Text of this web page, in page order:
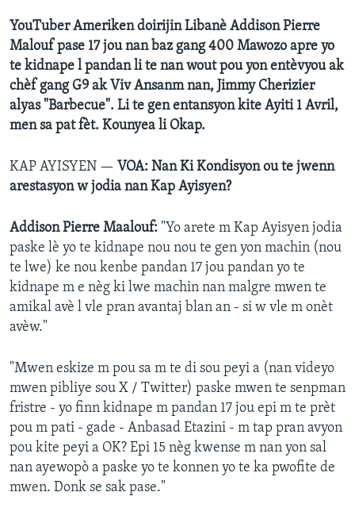
YouTuber Ameriken doirijin Libanè Addison Pierre
Malouf pase 17 jou nan baz gang 400 Mawozo apre yo
te kidnape l pandan li te nan wout pou yon entèvyou ak
chèf gang G9 ak Viv Ansanm nan, Jimmy Cherizier
alyas "Barbecue". Li te gen entansyon kite Ayiti 1 Avril,
men sa pat fèt. Kounyea li Okap.
KAP AYISYEN — VOA: Nan Ki Kondisyon ou te jwenn
arestasyon w jodia nan Kap Ayisyen?
Addison Pierre Maalouf: "Yo arete m Kap Ayisyen jodia
paske lè yo te kidnape nou nou te gen yon machin (nou
te lwe) ke nou kenbe pandan 17 jou pandan yo te
kidnape m e nèg ki lwe machin nan malgre mwen te
amikal avè l vle pran avantaj blan an - si w vle m onèt
avèw."
"Mwen eskize m pou sa m te di sou peyi a (nan videyo
mwen pibliye sou X / Twitter) paske mwen te senpman
fristre - yo finn kidnape m pandan 17 jou epi m te prèt
pou m pati - gade - Anbasad Etazini - m tap pran avyon
pou kite peyi a OK? Epi 15 nèg kwense m nan yon sal
nan ayewopò a paske yo te konnen yo te ka pwofite de
mwen. Donk se sak pase."